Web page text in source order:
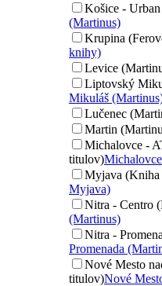
Košice -
(Martinus)
Krupina
knihy)
Levice
Liptovský
Mikuláš
Lučenec
Martin
Michalovce -
titulov)
Myjava
Myjava)
Nitra - Centro
(Martinus)
Nitra -
Promenada
Nové Mesto
titulov)Nové